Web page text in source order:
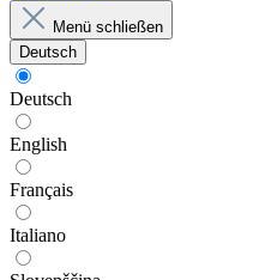
Menü schließen
Deutsch
Deutsch
English
Français
Italiano